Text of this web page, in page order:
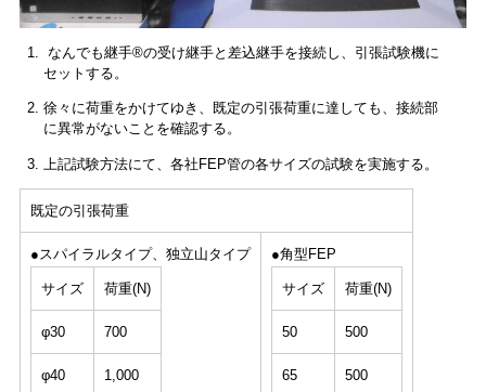
なんでも継手®の受け継手と差込継手を接続し、引張試験機に
セットする。
徐々に荷重をかけてゆき、既定の引張荷重に達しても、接続部
に異常がないことを確認する。
上記試験方法にて、各社FEP管の各サイズの試験を実施する。
既定の引張荷重
●スパイラルタイプ、独立山タイプ
サイズ 荷重(N)
φ30 700
φ40 1,000
●角型FEP
サイズ 荷重(N)
50 500
65 500